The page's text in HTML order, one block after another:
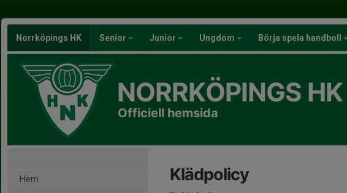
Norrköpings HK Senior Junior Ungdom Börja spela handboll
NORRKÖPINGS HK
Officiell hemsida
Hem Klädpolicy